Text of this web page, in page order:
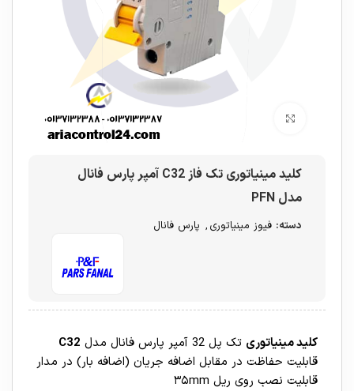
کلید مینیاتوری تک فاز C32 آمپر پارس فانال
مدل PFN
دسته: فیوز مینیاتوری , پارس فانال
کلید مینیاتوری تک پل 32 آمپر پارس فانال مدل
C32
قابليت حفاظت در مقابل اضافه جريان (اضافه بار) در مدار
قابلیت نصب روی ریل ۳۵mm